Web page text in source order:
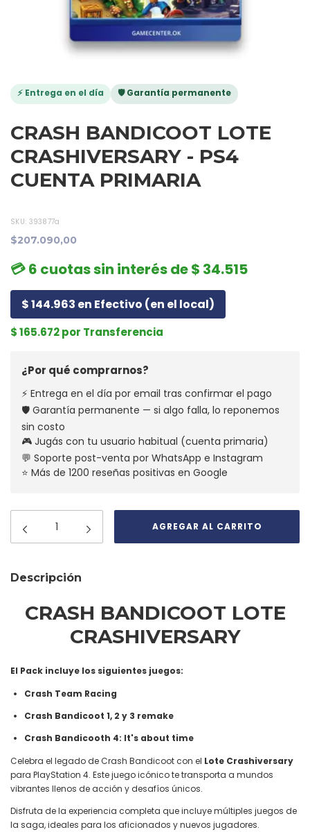
⚡ Entrega en el día 🛡️ Garantía permanente
CRASH BANDICOOT LOTE
CRASHIVERSARY - PS4
CUENTA PRIMARIA
SKU: 393877a
$207.090,00
💳 6 cuotas sin interés de $ 34.515
$ 144.963 en Efectivo (en el local)
$ 165.672 por Transferencia
¿Por qué comprarnos?
⚡ Entrega en el día por email tras confirmar el pago
🛡️ Garantía permanente — si algo falla, lo reponemos
sin costo
🎮 Jugás con tu usuario habitual (cuenta primaria)
💬 Soporte post-venta por WhatsApp e Instagram
⭐ Más de 1200 reseñas positivas en Google
Descripción
CRASH BANDICOOT LOTE
CRASHIVERSARY
El Pack incluye los siguientes juegos:
Crash Team Racing
Crash Bandicoot 1, 2 y 3 remake
Crash Bandicooth 4: It's about time
Celebra el legado de Crash Bandicoot con el Lote Crashiversary
para PlayStation 4. Este juego icónico te transporta a mundos
vibrantes llenos de acción y desafíos únicos.
Disfruta de la experiencia completa que incluye múltiples juegos de
la saga, ideales para los aficionados y nuevos jugadores.